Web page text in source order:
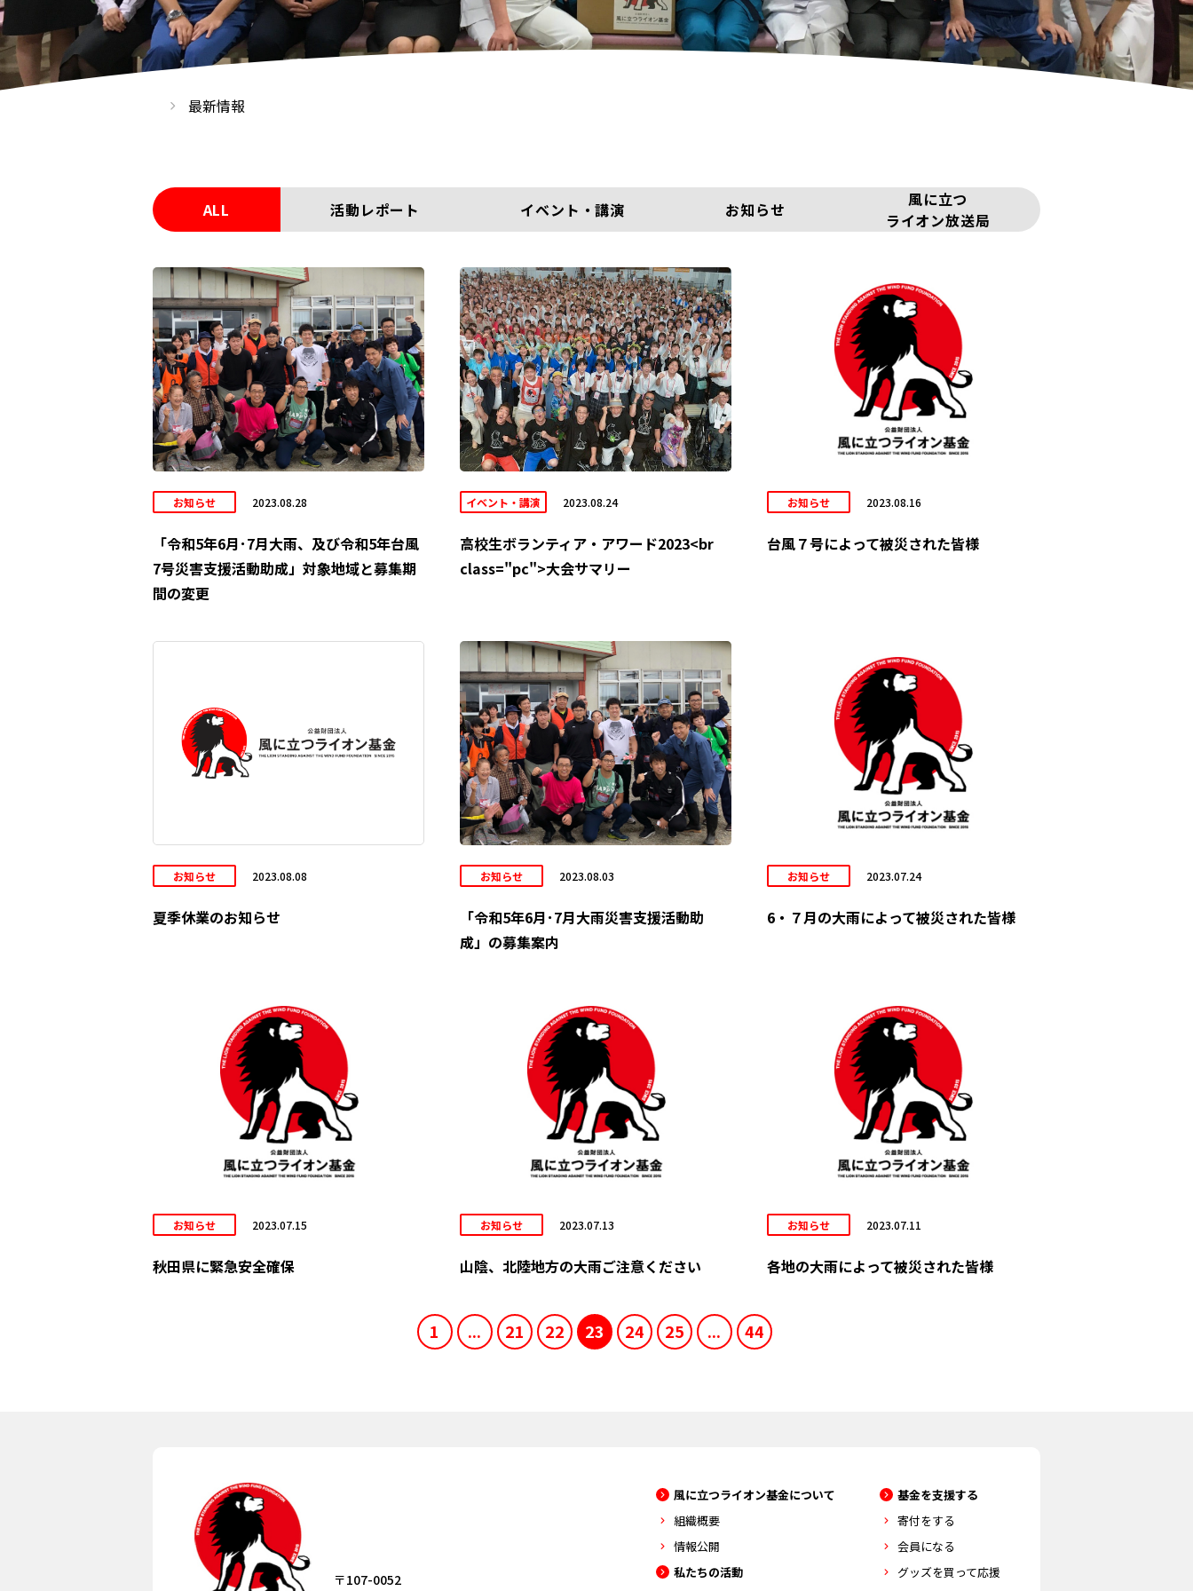
最新情報
ALL 活動レポート イベント・講演 お知らせ
風に立つ
ライオン放送局
お知らせ 2023.08.28
「令和5年6月･7月大雨、及び令和5年台風
7号災害支援活動助成」対象地域と募集期
間の変更
イベント・講演 2023.08.24
高校生ボランティア・アワード2023<br
class="pc">大会サマリー
お知らせ 2023.08.16
台風７号によって被災された皆様
お知らせ 2023.08.08
夏季休業のお知らせ
お知らせ 2023.08.03
「令和5年6月･7月大雨災害支援活動助
成」の募集案内
お知らせ 2023.07.24
6・７月の大雨によって被災された皆様
お知らせ 2023.07.15
秋田県に緊急安全確保
お知らせ 2023.07.13
山陰、北陸地方の大雨ご注意ください
お知らせ 2023.07.11
各地の大雨によって被災された皆様
1 ... 21 22 23 24 25 ... 44
〒107-0052
風に立つライオン基金について
組織概要
情報公開
私たちの活動
基金を支援する
寄付をする
会員になる
グッズを買って応援